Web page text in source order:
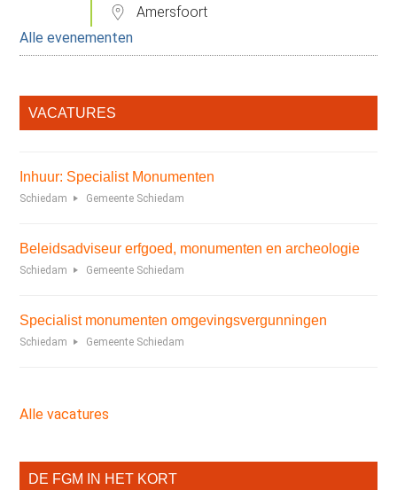
Amersfoort
Alle evenementen
VACATURES
Inhuur: Specialist Monumenten
Schiedam Gemeente Schiedam
Beleidsadviseur erfgoed, monumenten en archeologie
Schiedam Gemeente Schiedam
Specialist monumenten omgevingsvergunningen
Schiedam Gemeente Schiedam
Alle vacatures
DE FGM IN HET KORT